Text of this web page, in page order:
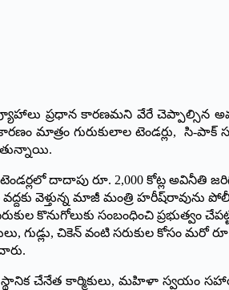
ప్రధాన కారణమ‌ని వేరే చెప్పాల్సిన
మాత్రం గురుకులాల టెండ‌ర్లు, సి-పాక్
దాదాపు రూ. 2,000 కోట్ల అవినీతి
వెళ్తున్న మాజీ మంత్రి హరీష్‌రావును
కొనుగోలుకు సంబంధించి ప్రభుత్వం
గుడ్లు, చికెన్ వంటి సరుకుల కోసం
కార్మికులు, మహిళా స్వయం సహాయక